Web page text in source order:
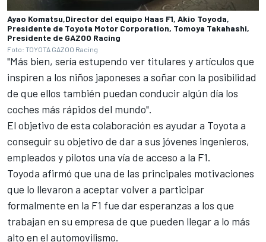
Ayao Komatsu,Director del equipo Haas F1, Akio Toyoda,
Presidente de Toyota Motor Corporation, Tomoya Takahashi,
Presidente de GAZOO Racing
Foto: TOYOTA GAZOO Racing
"Más bien, sería estupendo ver titulares y artículos que
inspiren a los niños japoneses a soñar con la posibilidad
de que ellos también puedan conducir algún día los
coches más rápidos del mundo".
El objetivo de esta colaboración es ayudar a Toyota a
conseguir su objetivo de dar a sus jóvenes ingenieros,
empleados y pilotos una vía de acceso a la F1.
Toyoda afirmó que una de las principales motivaciones
que lo llevaron a aceptar volver a participar
formalmente en la F1 fue dar esperanzas a los que
trabajan en su empresa de que pueden llegar a lo más
alto en el automovilismo.